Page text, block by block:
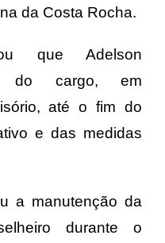
da Costa Rocha.
que Adelson
do cargo, em
até o fim do
e das medidas
a manutenção da
durante o